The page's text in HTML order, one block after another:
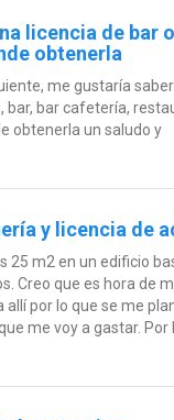
licencia de bar
obtenerla
me gustaría
bar, bar cafetería,
obtenerla un saludo y
y licencia de
25 m2 en un edificio
Creo que es hora de
allí por lo que se me
me voy a gastar. Por